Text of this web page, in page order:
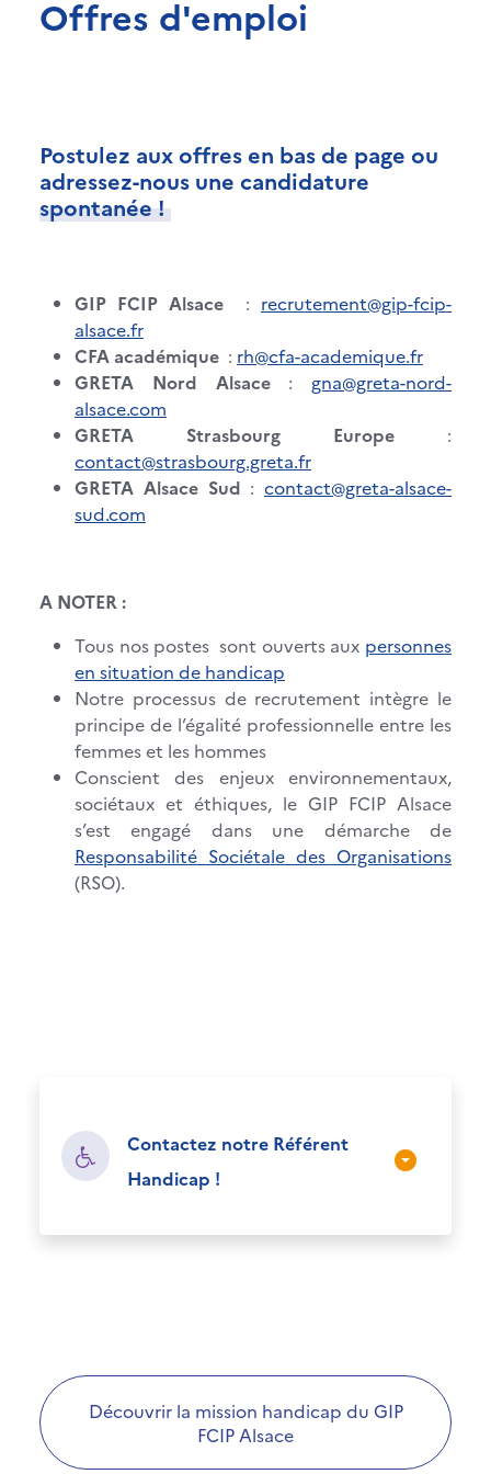
Offres d'emploi
Postulez aux offres en bas de page ou
adressez-nous une candidature
spontanée !
GIP FCIP Alsace : recrutement@gip-fcip-
alsace.fr
CFA académique : rh@cfa-academique.fr
GRETA Nord Alsace: gna@greta-nord-
alsace.com
GRETA Strasbourg Europe :
contact@strasbourg.greta.fr
GRETA Alsace Sud : contact@greta-alsace-
sud.com
A NOTER :
Tous nos postes sont ouverts aux personnes
en situation de handicap
Notre processus de recrutement intègre le
principe de l’égalité professionnelle entre les
femmes et les hommes
Conscient des enjeux environnementaux,
sociétaux et éthiques, le GIP FCIP Alsace
s’est engagé dans une démarche de
Responsabilité Sociétale des Organisations
(RSO).
Contactez notre Référent
Handicap !
Découvrir la mission handicap du GIP
FCIP Alsace